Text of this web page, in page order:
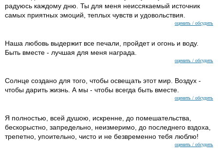
радуюсь каждому дню. Ты для меня неиссякаемый источник
самых приятных эмоций, теплых чувств и удовольствия.
оценить / обсудить
Наша любовь выдержит все печали, пройдет и огонь и воду.
Быть вместе - лучшая для меня награда.
оценить / обсудить
Солнце создано для того, чтобы освещать этот мир. Воздух -
чтобы дарить жизнь. А мы - чтобы всегда быть вместе.
оценить / обсудить
Я полностью, всей душою, искренне, до помешательства,
бескорыстно, запредельно, неизмеримо, до последнего вздоха,
трепетно, упоительно, чисто и не безвременно тебя люблю!
оценить / обсудить